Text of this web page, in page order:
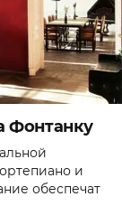
Фонтанку
и
обеспечат